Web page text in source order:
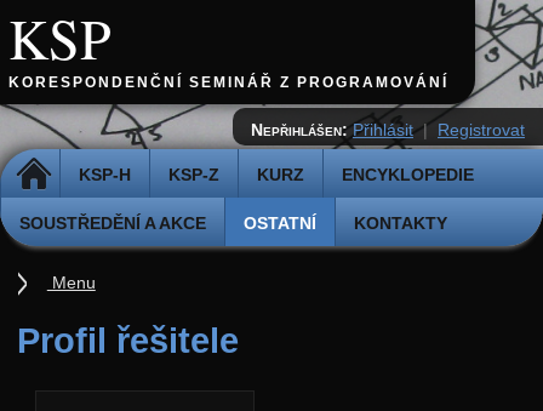
KSP
KORESPONDENČNÍ SEMINÁŘ Z PROGRAMOVÁNÍ
DOMŮ KSP-H KSP-Z KURZ ENCYKLOPEDIE
SOUSTŘEDĚNÍ A AKCE OSTATNÍ KONTAKTY
Nepřihlášen: Přihlásit | Registrovat
Profil řešitele
Menu